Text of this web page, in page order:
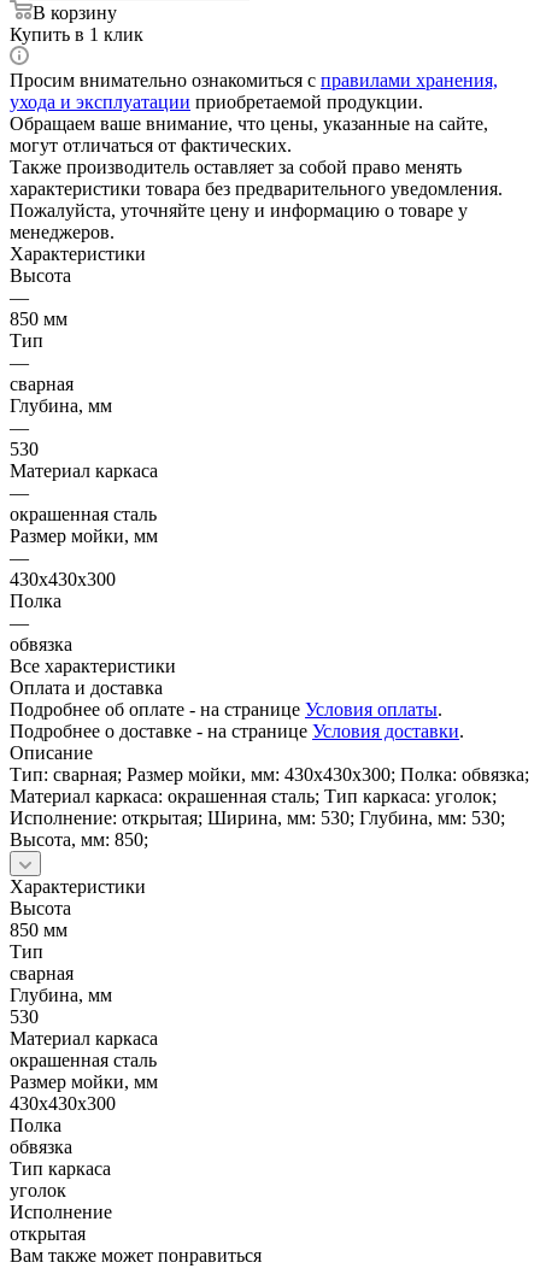
В корзину
Купить в 1 клик
Просим внимательно ознакомиться с правилами хранения,
ухода и эксплуатации приобретаемой продукции.
Обращаем ваше внимание, что цены, указанные на сайте,
могут отличаться от фактических.
Также производитель оставляет за собой право менять
характеристики товара без предварительного уведомления.
Пожалуйста, уточняйте цену и информацию о товаре у
менеджеров.
Характеристики
Высота
—
850 мм
Тип
—
сварная
Глубина, мм
—
530
Материал каркаса
—
окрашенная сталь
Размер мойки, мм
—
430х430х300
Полка
—
обвязка
Все характеристики
Оплата и доставка
Подробнее об оплате - на странице Условия оплаты.
Подробнее о доставке - на странице Условия доставки.
Описание
Тип: сварная; Размер мойки, мм: 430х430х300; Полка: обвязка;
Материал каркаса: окрашенная сталь; Тип каркаса: уголок;
Исполнение: открытая; Ширина, мм: 530; Глубина, мм: 530;
Высота, мм: 850;
Характеристики
Высота
850 мм
Тип
сварная
Глубина, мм
530
Материал каркаса
окрашенная сталь
Размер мойки, мм
430х430х300
Полка
обвязка
Тип каркаса
уголок
Исполнение
открытая
Вам также может понравиться